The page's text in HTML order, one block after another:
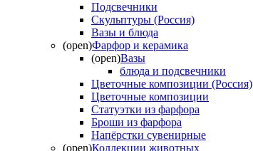
Подсвечники
Скульптуры (Россия)
Вазы и блюда
(open)Фарфор и керамика
(open)Вазы
блюда и подсвечники
Цветочные композиции (Россия)
Цветочные композиции
Статуэтки из фарфора
Броши из фарфора
Напёрстки сувенирные
(open)Коллекции животных